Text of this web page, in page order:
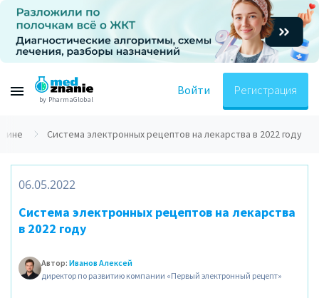
by PharmaGlobal
Войти Регистрация
Система электронных рецептов на лекарства в 2022 году
06.05.2022
Система электронных рецептов на лекарства
в 2022 году
Автор: Иванов Алексей
директор по развитию компании «Первый электронный рецепт»